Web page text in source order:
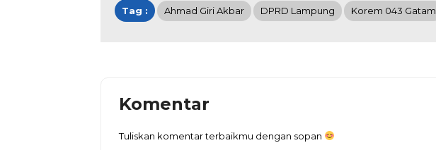
Tag : Ahmad Giri Akbar DPRD Lampung Korem 043 Gatam
Komentar
Tuliskan komentar terbaikmu dengan sopan